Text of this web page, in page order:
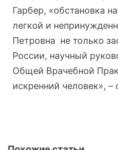
Гарбер, «обстановка
легкой и
Петровна не только
России, научный
Общей Врачебной
искренний человек», –